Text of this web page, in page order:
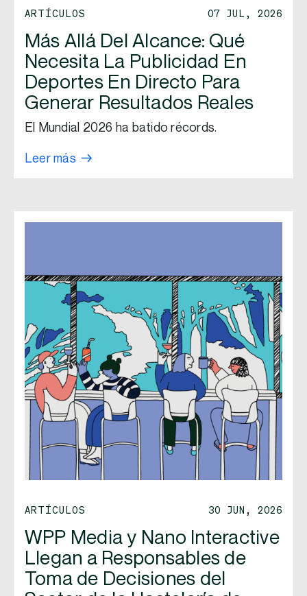
ARTÍCULOS 07 JUL, 2026
Más Allá Del Alcance: Qué
Necesita La Publicidad En
Deportes En Directo Para
Generar Resultados Reales
El Mundial 2026 ha batido récords.
Leer más
ARTÍCULOS 30 JUN, 2026
WPP Media y Nano Interactive
Llegan a Responsables de
Toma de Decisiones del